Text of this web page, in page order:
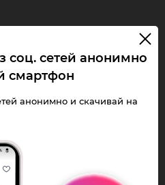
и
без
соц. сетей анонимно
смартфон
анонимно и скачивай на